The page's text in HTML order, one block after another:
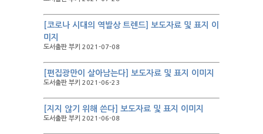
[코로나 시대의 역발상 트렌드] 보도자료 및 표지 이
미지
도서출판 부키 2021-07-08
[편집광만이 살아남는다] 보도자료 및 표지 이미지
도서출판 부키 2021-06-23
[지지 않기 위해 쓴다] 보도자료 및 표지 이미지
도서출판 부키 2021-06-08